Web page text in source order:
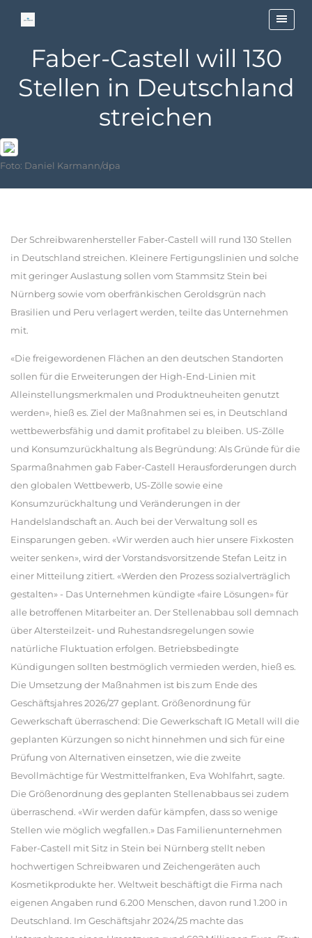
Faber-Castell will 130
Stellen in Deutschland
streichen
Foto: Daniel Karmann/dpa
Der Schreibwarenhersteller Faber-Castell will rund 130 Stellen
in Deutschland streichen. Kleinere Fertigungslinien und solche
mit geringer Auslastung sollen vom Stammsitz Stein bei
Nürnberg sowie vom oberfränkischen Geroldsgrün nach
Brasilien und Peru verlagert werden, teilte das Unternehmen
mit.
«Die freigewordenen Flächen an den deutschen Standorten
sollen für die Erweiterungen der High-End-Linien mit
Alleinstellungsmerkmalen und Produktneuheiten genutzt
werden», hieß es. Ziel der Maßnahmen sei es, in Deutschland
wettbewerbsfähig und damit profitabel zu bleiben. US-Zölle
und Konsumzurückhaltung als Begründung: Als Gründe für die
Sparmaßnahmen gab Faber-Castell Herausforderungen durch
den globalen Wettbewerb, US-Zölle sowie eine
Konsumzurückhaltung und Veränderungen in der
Handelslandschaft an. Auch bei der Verwaltung soll es
Einsparungen geben. «Wir werden auch hier unsere Fixkosten
weiter senken», wird der Vorstandsvorsitzende Stefan Leitz in
einer Mitteilung zitiert. «Werden den Prozess sozialverträglich
gestalten» - Das Unternehmen kündigte «faire Lösungen» für
alle betroffenen Mitarbeiter an. Der Stellenabbau soll demnach
über Altersteilzeit- und Ruhestandsregelungen sowie
natürliche Fluktuation erfolgen. Betriebsbedingte
Kündigungen sollten bestmöglich vermieden werden, hieß es.
Die Umsetzung der Maßnahmen ist bis zum Ende des
Geschäftsjahres 2026/27 geplant. Größenordnung für
Gewerkschaft überraschend: Die Gewerkschaft IG Metall will die
geplanten Kürzungen so nicht hinnehmen und sich für eine
Prüfung von Alternativen einsetzen, wie die zweite
Bevollmächtige für Westmittelfranken, Eva Wohlfahrt, sagte.
Die Größenordnung des geplanten Stellenabbaus sei zudem
überraschend. «Wir werden dafür kämpfen, dass so wenige
Stellen wie möglich wegfallen.» Das Familienunternehmen
Faber-Castell mit Sitz in Stein bei Nürnberg stellt neben
hochwertigen Schreibwaren und Zeichengeräten auch
Kosmetikprodukte her. Weltweit beschäftigt die Firma nach
eigenen Angaben rund 6.200 Menschen, davon rund 1.200 in
Deutschland. Im Geschäftsjahr 2024/25 machte das